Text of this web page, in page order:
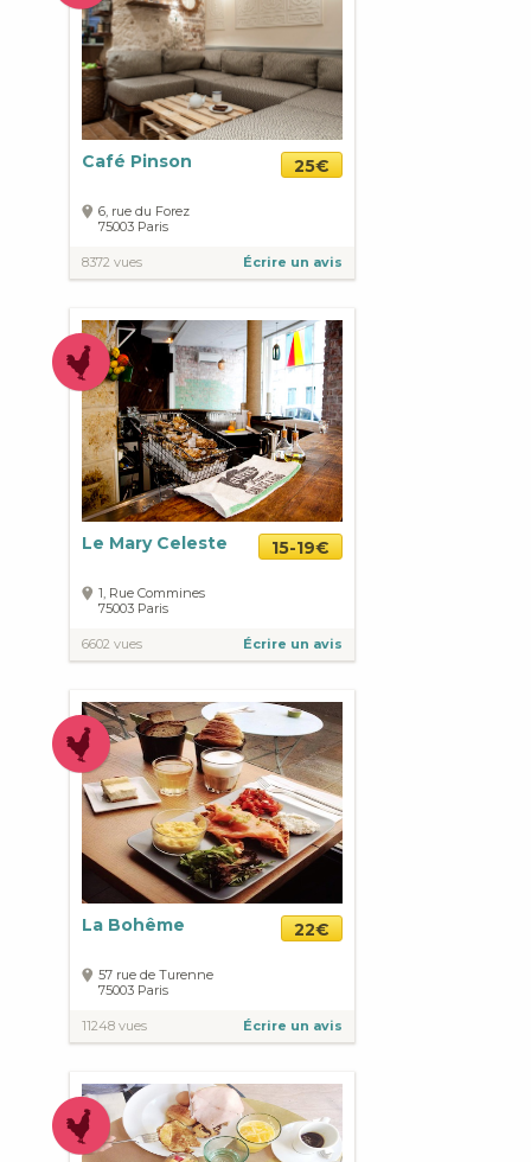
Café Pinson 25€
6, rue du Forez
75003 Paris
8372 vues Écrire un avis
Le Mary Celeste 15-19€
1, Rue Commines
75003 Paris
6602 vues Écrire un avis
La Bohême 22€
57 rue de Turenne
75003 Paris
11248 vues Écrire un avis